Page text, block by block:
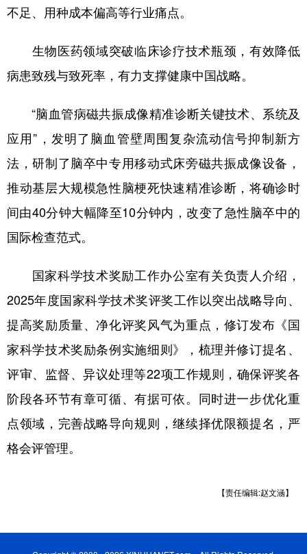
不足、用种成本偏高等行业痛点。
生物医药领域突破临床诊疗技术瓶颈，有效降低
病患致残与致死率，有力支撑健康中国战略。
“脑血管病磁共振成像精准诊断关键技术、系统及
应用”，发明了脑血管壁周围复杂流动信号抑制新方
法，研制了脑卒中专用移动式床旁磁共振成像设备，
推动基层大规模急性脑梗死快速精准诊断，将确诊时
间由40分钟大幅降至10分钟内，改变了急性脑卒中的
国际检查范式。
国家科学技术奖励工作办公室有关负责人介绍，
2025年度国家科学技术奖评奖工作以突出战略导向、
提高奖励质量、净化评奖风气为重点，修订发布《国
家科学技术奖励条例实施细则》，梳理并修订提名、
评审、监督、异议处理等22项工作规则，确保评奖各
阶段各环节有章可循、有据可依。同时进一步优化重
点领域，完善战略导向规则，继续择优限额提名，严
格会评管理。
【责任编辑:赵文涵】